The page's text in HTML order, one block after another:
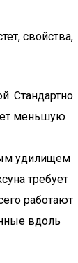
свойства,
Стандартно
меньшую
удилищем
требует
работают
вдоль